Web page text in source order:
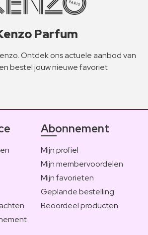
Parfum
Ontdek ons actuele aanbod van
bestel jouw nieuwe favoriet
Abonnement
Mijn profiel
Mijn membervoordelen
Mijn favorieten
Geplande bestelling
Beoordeel producten